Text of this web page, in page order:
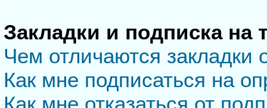
Закладки и подписка на
Чем отличаются закладки
Как мне подписаться на